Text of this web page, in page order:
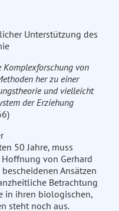
Unterstützung des
von
her zu einer
und vielleicht
der Erziehung
50 Jahre, muss
von Gerhard
Ansätzen
Betrachtung
in ihren biologischen,
steht noch aus.